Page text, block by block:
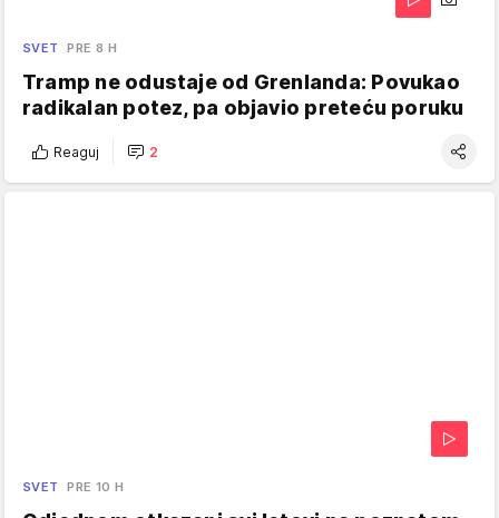
SVET PRE 8 H
Tramp ne odustaje od Grenlanda: Povukao
radikalan potez, pa objavio preteću poruku
Reaguj 2
SVET PRE 10 H